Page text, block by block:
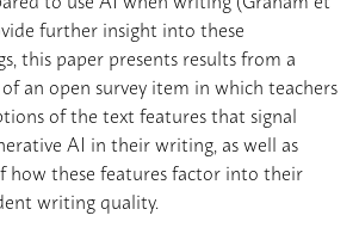
further insight into these
this paper presents results from a
an open survey item in which teachers
of the text features that signal
AI in their writing, as well as
how these features factor into their
writing quality.